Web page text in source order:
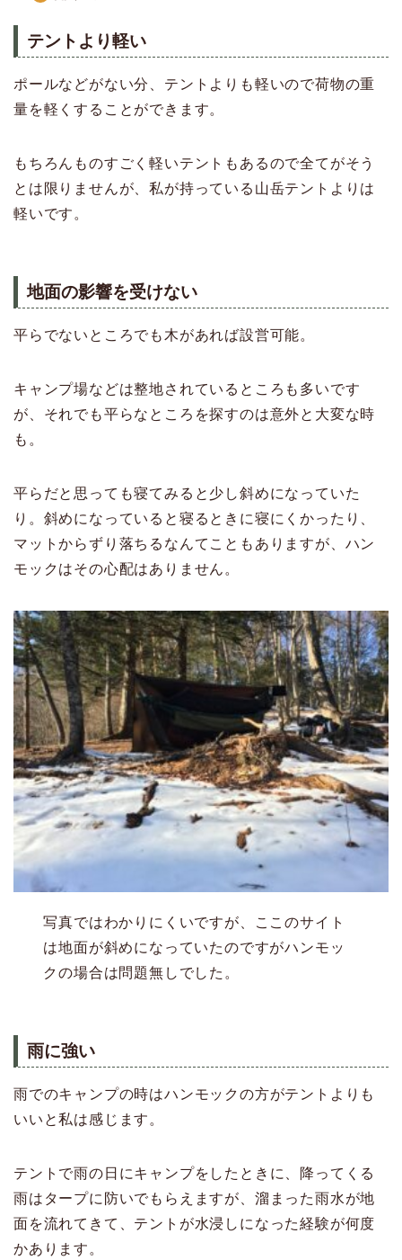
テントより軽い
ポールなどがない分、テントよりも軽いので荷物の重
量を軽くすることができます。
もちろんものすごく軽いテントもあるので全てがそう
とは限りませんが、私が持っている山岳テントよりは
軽いです。
地面の影響を受けない
平らでないところでも木があれば設営可能。
キャンプ場などは整地されているところも多いです
が、それでも平らなところを探すのは意外と大変な時
も。
平らだと思っても寝てみると少し斜めになっていた
り。斜めになっていると寝るときに寝にくかったり、
マットからずり落ちるなんてこともありますが、ハン
モックはその心配はありません。
写真ではわかりにくいですが、ここのサイト
は地面が斜めになっていたのですがハンモッ
クの場合は問題無しでした。
雨に強い
雨でのキャンプの時はハンモックの方がテントよりも
いいと私は感じます。
テントで雨の日にキャンプをしたときに、降ってくる
雨はタープに防いでもらえますが、溜まった雨水が地
面を流れてきて、テントが水浸しになった経験が何度
かあります。